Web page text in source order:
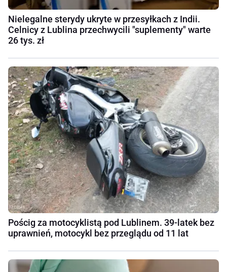
Nielegalne sterydy ukryte w przesyłkach z Indii.
Celnicy z Lublina przechwycili "suplementy" warte
26 tys. zł
Pościg za motocyklistą pod Lublinem. 39-latek bez
uprawnień, motocykl bez przeglądu od 11 lat